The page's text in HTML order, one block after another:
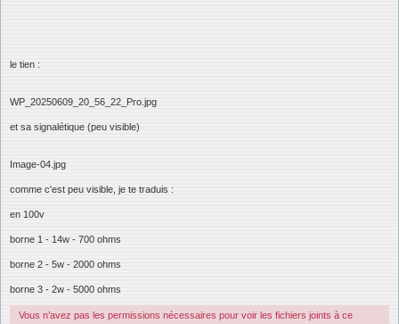
le tien :
WP_20250609_20_56_22_Pro.jpg
et sa signalétique (peu visible)
Image-04.jpg
comme c'est peu visible, je te traduis :
en 100v
borne 1 - 14w - 700 ohms
borne 2 - 5w - 2000 ohms
borne 3 - 2w - 5000 ohms
Vous n’avez pas les permissions nécessaires pour voir les fichiers joints à ce